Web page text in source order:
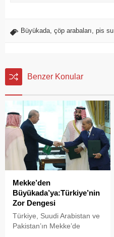
Büyükada çöp arabaları pis su
Benzer Konular
Mekke’den
Büyükada’ya:Türkiye’nin
Zor Dengesi
Türkiye, Suudi Arabistan ve
Pakistan’ın Mekke’de